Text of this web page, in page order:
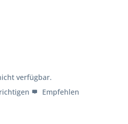
verfügbar.
Empfehlen